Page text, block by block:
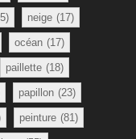
neige (17)
océan (17)
paillette (18)
papillon (23)
peinture (81)